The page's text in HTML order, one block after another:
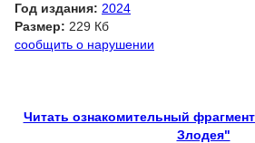
Год издания: 2024
Размер: 229 Кб
сообщить о нарушении
Читать ознакомительный
Злодея"